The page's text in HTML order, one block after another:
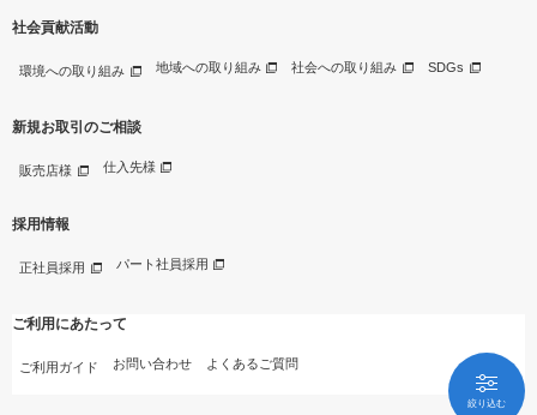
絞り込む
社会貢献活動
環境への取り組み 地域への取り組み 社会への取り組み SDGs
新規お取引のご相談
販売店様 仕入先様
採用情報
正社員採用 パート社員採用
ご利用にあたって
ご利用ガイド お問い合わせ よくあるご質問